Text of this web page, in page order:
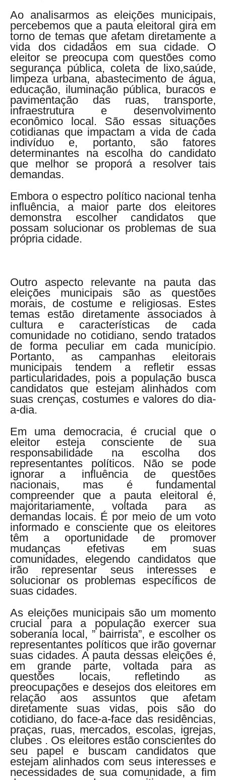
Ao analisarmos as eleições municipais,
percebemos que a pauta eleitoral gira em
torno de temas que afetam diretamente a
vida dos cidadãos em sua cidade. O
eleitor se preocupa com questões como
segurança pública, coleta de lixo,saúde,
limpeza urbana, abastecimento de água,
educação, iluminação pública, buracos e
pavimentação das ruas, transporte,
infraestrutura e desenvolvimento
econômico local. São essas situações
cotidianas que impactam a vida de cada
indivíduo e, portanto, são fatores
determinantes na escolha do candidato
que melhor se proporá a resolver tais
demandas.
Embora o espectro político nacional tenha
influência, a maior parte dos eleitores
demonstra escolher candidatos que
possam solucionar os problemas de sua
própria cidade.
Outro aspecto relevante na pauta das
eleições municipais são as questões
morais, de costume e religiosas. Estes
temas estão diretamente associados à
cultura e características de cada
comunidade no cotidiano, sendo tratados
de forma peculiar em cada município.
Portanto, as campanhas eleitorais
municipais tendem a refletir essas
particularidades, pois a população busca
candidatos que estejam alinhados com
suas crenças, costumes e valores do dia-
a-dia.
Em uma democracia, é crucial que o
eleitor esteja consciente de sua
responsabilidade na escolha dos
representantes políticos. Não se pode
ignorar a influência de questões
nacionais, mas é fundamental
compreender que a pauta eleitoral é,
majoritariamente, voltada para as
demandas locais. É por meio de um voto
informado e consciente que os eleitores
têm a oportunidade de promover
mudanças efetivas em suas
comunidades, elegendo candidatos que
irão representar seus interesses e
solucionar os problemas específicos de
suas cidades.
As eleições municipais são um momento
crucial para a população exercer sua
soberania local, ” bairrista”, e escolher os
representantes políticos que irão governar
suas cidades. A pauta dessas eleições é,
em grande parte, voltada para as
questões locais, refletindo as
preocupações e desejos dos eleitores em
relação aos assuntos que afetam
diretamente suas vidas, pois são do
cotidiano, do face-a-face das residências,
praças, ruas, mercados, escolas, igrejas,
clubes . Os eleitores estão conscientes do
seu papel e buscam candidatos que
estejam alinhados com seus interesses e
necessidades de sua comunidade, a fim